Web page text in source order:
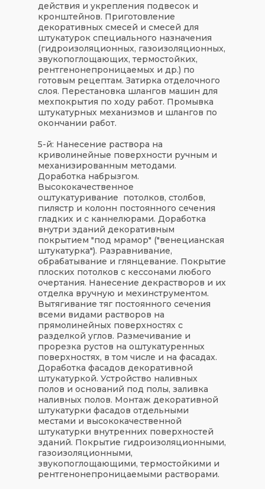
действия и укрепления подвесок и
кронштейнов. Приготовление
декоративных смесей и смесей для
штукатурок специального назначения
(гидроизоляционных, газоизоляционных,
звукопоглощающих, термостойких,
рентгенонепроницаемых и др.) по
готовым рецептам. Затирка отделочного
слоя. Перестановка шлангов машин для
мехпокрытия по ходу работ. Промывка
штукатурных механизмов и шлангов по
окончании работ.
5-й: Нанесение раствора на
криволинейные поверхности ручным и
механизированным методами.
Доработка набрызгом.
Высококачественное
оштукатуривание потолков, столбов,
пилястр и колонн постоянного сечения
гладких и с каннелюрами. Доработка
внутри зданий декоративным
покрытием "под мрамор" ("венецианская
штукатурка"). Разравнивание,
обрабатывание и глянцевание. Покрытие
плоских потолков с кессонами любого
очертания. Нанесение декрастворов и их
отделка вручную и мехинструментом.
Вытягивание тяг постоянного сечения
всеми видами растворов на
прямолинейных поверхностях с
разделкой углов. Размечивание и
прорезка рустов на оштукатуренных
поверхностях, в том числе и на фасадах.
Доработка фасадов декоративной
штукатуркой. Устройство наливных
полов и оснований под полы, заливка
наливных полов. Монтаж декоративной
штукатурки фасадов отдельными
местами и высококачественной
штукатурки внутренних поверхностей
зданий. Покрытие гидроизоляционными,
газоизоляционными,
звукопоглощающими, термостойкими и
рентгенонепроницаемыми растворами.